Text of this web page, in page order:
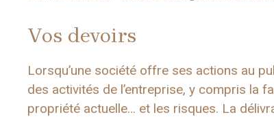
Vos devoirs
Lorsqu’une société offre ses actions au
des activités de l’entreprise, y compris la
propriété actuelle… et les risques. La